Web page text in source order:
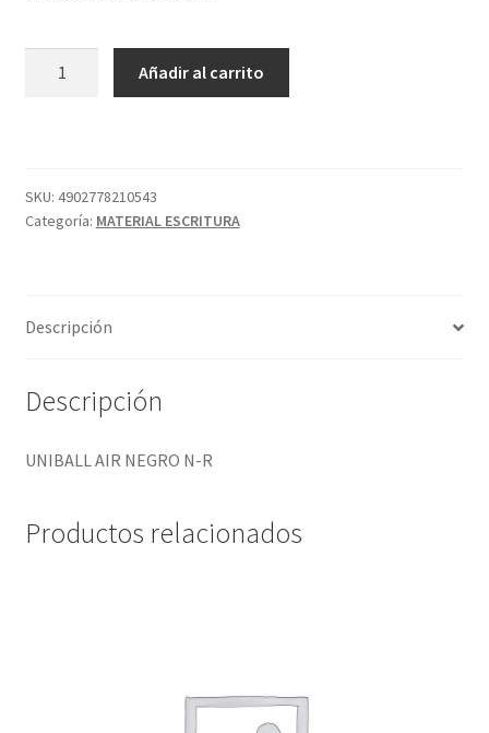
cantidad
Añadir al carrito
SKU: 4902778210543
Categoría: MATERIAL ESCRITURA
Descripción
Descripción
UNIBALL AIR NEGRO N-R
Productos relacionados